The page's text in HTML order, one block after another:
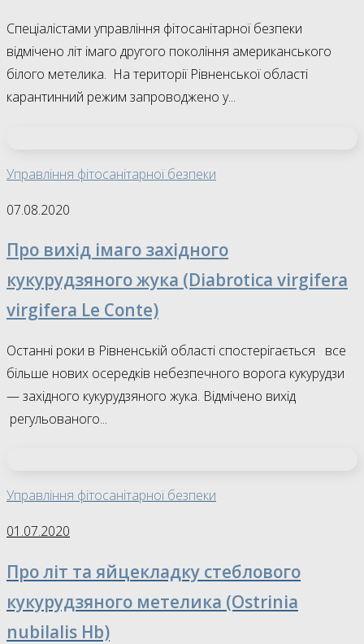
Спеціалістами управління фітосанітарної безпеки
відмічено літ імаго другого покоління американського
білого метелика. На території Рівненської області
карантинний режим запроводжено у...
Управління фітосанітарної безпеки
07.08.2020
Про вихід імаго західного
кукурудзяного жука (Diabrotica virgifera
virgifera Le Conte)
Останні роки в Рівненській області спостерігається все
більше нових осередків небезпечного ворога кукурудзи
— західного кукурудзяного жука. Відмічено вихід
регульованого...
Управління фітосанітарної безпеки
01.07.2020
Про літ та яйцекладку cтеблового
кукурудзяного метелика (Ostrinia
nubilalis Hb)